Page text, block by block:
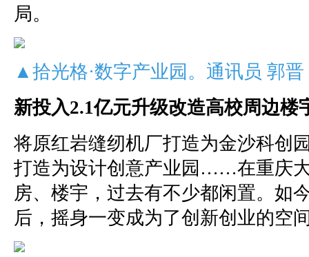
局。
▲拾光格·数字产业园。通讯员 郭晋
新投入2.1亿元升级改造高校周边楼
将原红岩缝纫机厂打造为金沙科创
打造为设计创意产业园……在重庆
房、楼宇，过去有不少都闲置。如
后，摇身一变成为了创新创业的空